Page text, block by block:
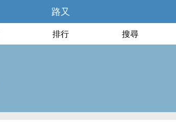
路又
排行 搜尋